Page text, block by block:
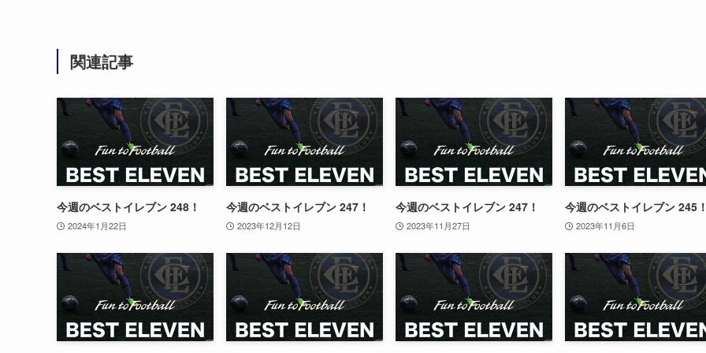
関連記事
今週のベストイレブン 248！
2024年1月22日
今週のベストイレブン 247！
2023年12月12日
今週のベストイレブン 247！
2023年11月27日
今週のベストイレブン 245
2023年11月6日